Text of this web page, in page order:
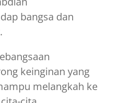
bangsa dan
keinginan yang
melangkah ke